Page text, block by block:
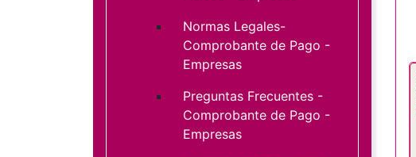
Normas Legales-
Comprobante de Pago -
Empresas
Preguntas Frecuentes -
Comprobante de Pago -
Empresas